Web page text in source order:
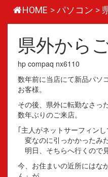
HOME >パソコン >
県外から
hp compaq nx6110
数年前に当店にて新品パソ
お客様。
その後、県外に転勤なさっ
数年ぶりのご来店。
｢主人がネットサーフィン
変なのに引っかかったみ
明日、そちらへ行くので
今、お住まいの近所にはな